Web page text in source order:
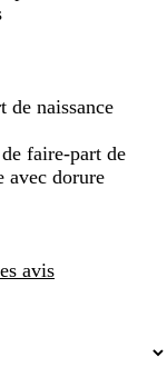
de naissance
faire-part de
avec dorure
avis